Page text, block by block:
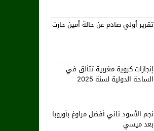
تقرير أولي صادم عن حالة أمين حارث
إنجازات كروية مغربية تتألق في
الساحة الدولية لسنة 2025
نجم الأسود ثاني أفضل مراوغ بأوروبا
بعد ميسي